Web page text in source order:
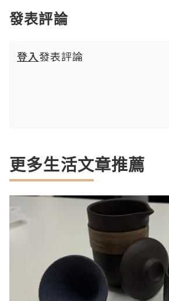
發表評論
登入發表評論
更多生活文章推薦